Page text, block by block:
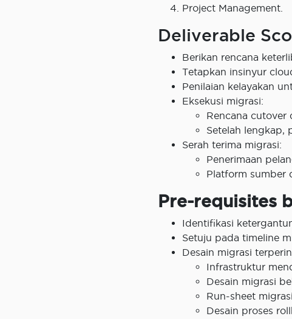
Project Management.
Deliverable
Berikan rencana
Tetapkan insinyur
Penilaian kelayakan
Eksekusi migrasi:
Rencana cutover
Setelah lengkap,
Serah terima migrasi:
Penerimaan
Platform sumber
Pre-requisites
Identifikasi
Setuju pada timeline
Desain migrasi
Infrastruktur
Desain migrasi
Run-sheet
Desain proses